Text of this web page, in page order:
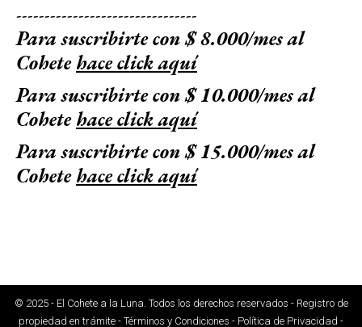
--------------------------------
Para suscribirte con $ 8.000/mes al
Cohetehace click aquí
Para suscribirte con $ 10.000/mes al
Cohetehace click aquí
Para suscribirte con $ 15.000/mes al
Cohetehace click aquí
© 2025 - El Cohete a la Luna. Todos los derechos reservados - Registro de
propiedad en trámite - Términos y Condiciones - Política de Privacidad -